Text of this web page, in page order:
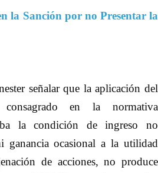
la Sanción por no Presentar la
señalar que la aplicación del
consagrado en la normativa
la condición de ingreso no
ganancia ocasional a la utilidad
de acciones, no produce